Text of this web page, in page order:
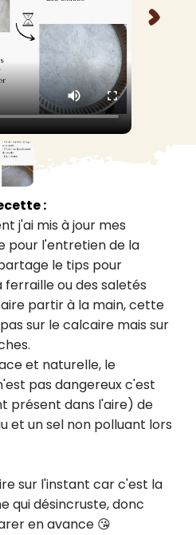
>
:
j'ai mis à jour mes
pour l'entretien de la
le tips pour
ou des saletés
partir à la main, cette
sur le calcaire mais sur
et naturelle, le
pas dangereux c'est
présent dans l'aire) de
et un sel non polluant lors
sur l'instant car c'est la
qui désincruste, donc
en avance 😘